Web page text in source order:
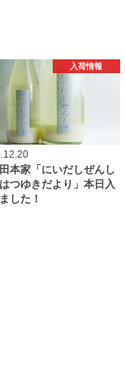
入荷情報
本家「にいだしぜんし
つゆきだより」本日入
した！